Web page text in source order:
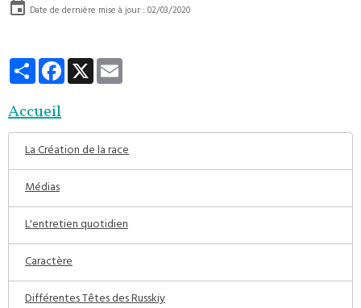
Date de dernière mise à jour : 02/03/2020
PartagerFacebook
X
Accueil
La Création de la race
Médias
L'entretien quotidien
Caractère
Différentes Têtes des Russkiy